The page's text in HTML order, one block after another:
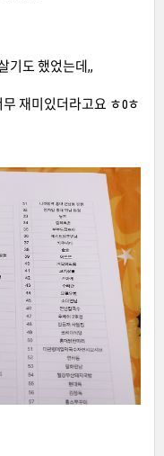
기도 했었는데,,
재미있더라고요 ㅎ0ㅎ